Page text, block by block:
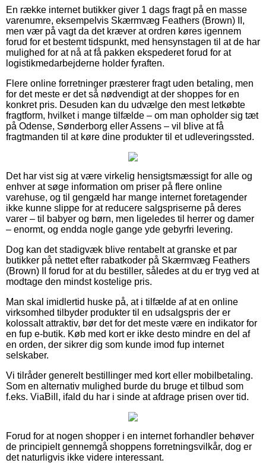
En række internet butikker giver 1 dags fragt på en masse
varenumre, eksempelvis Skærmvæg Feathers (Brown) II,
men vær på vagt da det kræver at ordren køres igennem
forud for et bestemt tidspunkt, med hensynstagen til at de har
mulighed for at nå at få pakken ekspederet forud for at
logistikmedarbejderne holder fyraften.
Flere online forretninger præsterer fragt uden betaling, men
for det meste er det så nødvendigt at der shoppes for en
konkret pris. Desuden kan du udvælge den mest letkøbte
fragtform, hvilket i mange tilfælde – om man opholder sig tæt
på Odense, Sønderborg eller Assens – vil blive at få
fragtmanden til at køre dine produkter til et udleveringssted.
Det har vist sig at være virkelig hensigtsmæssigt for alle og
enhver at søge information om priser på flere online
varehuse, og til gengæld har mange internet foretagender
ikke kunne slippe for at reducere salgspriserne på deres
varer – til babyer og børn, men ligeledes til herrer og damer
– enormt, og endda nogle gange yde gebyrfri levering.
Dog kan det stadigvæk blive rentabelt at granske et par
butikker på nettet efter rabatkoder på Skærmvæg Feathers
(Brown) II forud for at du bestiller, således at du er tryg ved at
modtage den mindst kostelige pris.
Man skal imidlertid huske på, at i tilfælde af at en online
virksomhed tilbyder produkter til en udsalgspris der er
kolossalt attraktiv, bør det for det meste være en indikator for
en fup e-butik. Køb med kort er ikke desto mindre en del af
en orden, der sikrer dig som kunde imod fup internet
selskaber.
Vi tilråder generelt bestillinger med kort eller mobilbetaling.
Som en alternativ mulighed burde du bruge et tilbud som
f.eks. ViaBill, ifald du har i sinde at afdrage prisen over tid.
Forud for at nogen shopper i en internet forhandler behøver
de principielt gennemgå shoppens forretningsvilkår, dog er
det naturligvis ikke videre interessant.